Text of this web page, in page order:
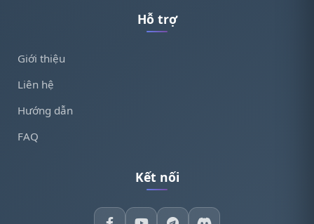
Hỗ trợ
Giới thiệu
Liên hệ
Hướng dẫn
FAQ
Kết nối